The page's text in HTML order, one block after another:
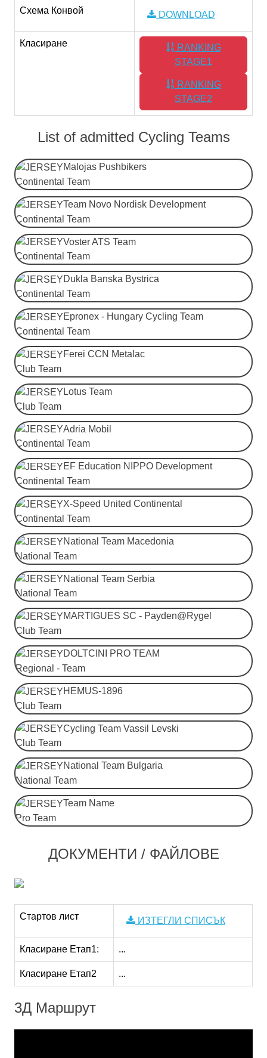
Схема Конвой DOWNLOAD
Класиране
RANKING
STAGE1
RANKING
STAGE2
List of admitted Cycling Teams
Malojas Pushbikers
Continental Team
Team Novo Nordisk Development
Continental Team
Voster ATS Team
Continental Team
Dukla Banska Bystrica
Continental Team
Epronex - Hungary Cycling Team
Continental Team
Ferei CCN Metalac
Club Team
Lotus Team
Club Team
Adria Mobil
Continental Team
EF Education NIPPO Development
Continental Team
X-Speed ​​United Continental
Continental Team
National Team Macedonia
National Team
National Team Serbia
National Team
MARTIGUES SC - Payden@Rygel
Club Team
DOLTCINI PRO TEAM
Regional - Team
HEMUS-1896
Club Team
Cycling Team Vassil Levski
Club Team
National Team Bulgaria
National Team
Team Name
Pro Team
ДОКУМЕНТИ / ФАЙЛОВЕ
Стартов лист ИЗТЕГЛИ СПИСЪК
Класиране Етап1: ...
Класиране Етап2 ...
3Д Маршрут